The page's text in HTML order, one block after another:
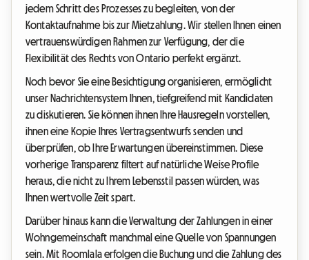
jedem Schritt des Prozesses zu begleiten, von der
Kontaktaufnahme bis zur Mietzahlung. Wir stellen Ihnen einen
vertrauenswürdigen Rahmen zur Verfügung, der die
Flexibilität des Rechts von Ontario perfekt ergänzt.
Noch bevor Sie eine Besichtigung organisieren, ermöglicht
unser Nachrichtensystem Ihnen, tiefgreifend mit Kandidaten
zu diskutieren. Sie können ihnen Ihre Hausregeln vorstellen,
ihnen eine Kopie Ihres Vertragsentwurfs senden und
überprüfen, ob Ihre Erwartungen übereinstimmen. Diese
vorherige Transparenz filtert auf natürliche Weise Profile
heraus, die nicht zu Ihrem Lebensstil passen würden, was
Ihnen wertvolle Zeit spart.
Darüber hinaus kann die Verwaltung der Zahlungen in einer
Wohngemeinschaft manchmal eine Quelle von Spannungen
sein. Mit Roomlala erfolgen die Buchung und die Zahlung des